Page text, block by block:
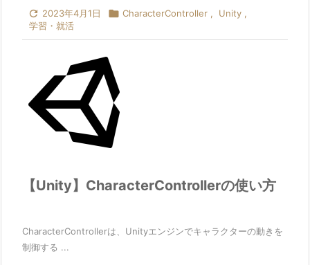
 2023年4月1日  CharacterController , Unity ,
学習・就活
【Unity】CharacterControllerの使い方
CharacterControllerは、Unityエンジンでキャラクターの動きを
制御する ...